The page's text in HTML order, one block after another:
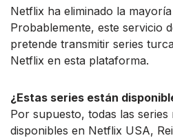
Netflix ha eliminado la mayoría
Probablemente, este servicio
pretende transmitir series
Netflix en esta plataforma.
¿Estas series están
Por supuesto, todas las series
disponibles en Netflix USA,